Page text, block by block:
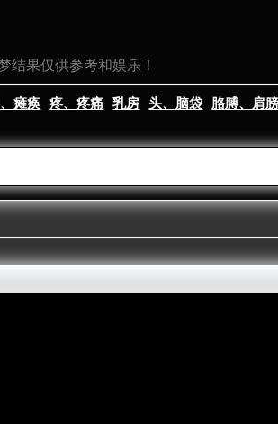
结果仅供参考和娱乐！
瘫痪 疼、疼痛 乳房 头、脑袋 胳膊、肩膀